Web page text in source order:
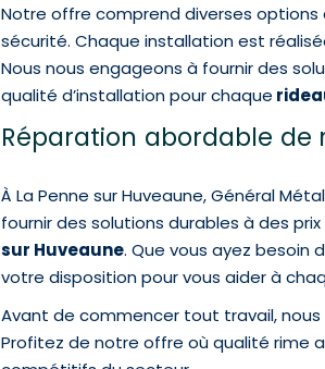
Notre offre comprend diverses options
sécurité. Chaque installation est
Nous nous engageons à fournir des
qualité d’installation pour chaque
Réparation abordable de
À La Penne sur Huveaune, Général
fournir des solutions durables à des
sur Huveaune. Que vous ayez besoin
votre disposition pour vous aider à
Avant de commencer tout travail,
Profitez de notre offre où qualité rime